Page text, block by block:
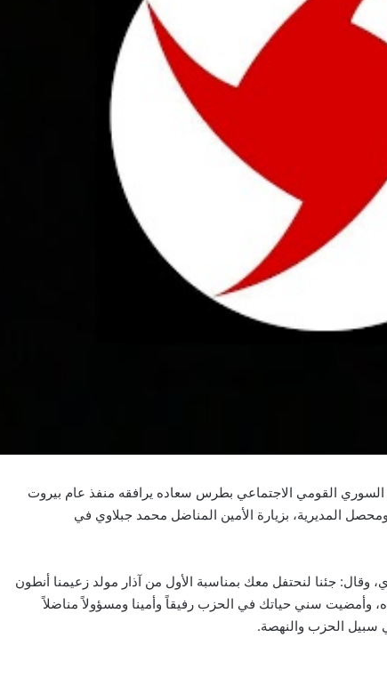
القومي الاجتماعي بطرس سعاده يرافقه منفذ عام بيروت
المديرية، بزيارة الأمين المناضل محمد جبلاوي في
وقال: جئنا لنحتفل معك بمناسبة الأول من آذار مولد زعيمنا أنطون
وأمضيت سني حياتك في الحزب رفيقاً وأمينا ومسؤولاً مناضلاً
سبيل الحزب والنهصة.